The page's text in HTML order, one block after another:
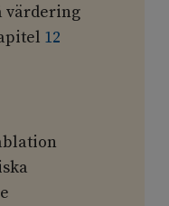
värdering
12